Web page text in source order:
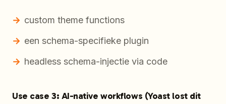
custom theme functions
een schema-specifieke plugin
headless schema-injectie via code
Use case 3: AI-native workflows (Yoast lost dit